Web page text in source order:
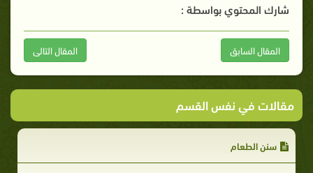
شارك المحتوي بواسطة :
المقال السابق المقال التالى
مقالات في نفس القسم
سنن الطعام